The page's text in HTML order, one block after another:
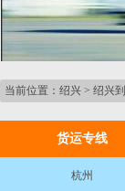
当前位置： 绍兴 > 绍兴
货运专线
杭州